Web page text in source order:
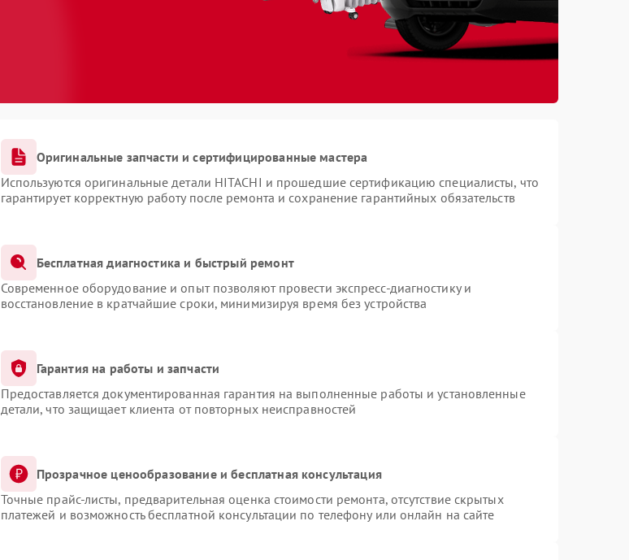
Оригинальные запчасти и сертифицированные мастера
Используются оригинальные детали HITACHI и прошедшие сертификацию специалисты, что
гарантирует корректную работу после ремонта и сохранение гарантийных обязательств
Бесплатная диагностика и быстрый ремонт
Современное оборудование и опыт позволяют провести экспресс-диагностику и
восстановление в кратчайшие сроки, минимизируя время без устройства
Гарантия на работы и запчасти
Предоставляется документированная гарантия на выполненные работы и установленные
детали, что защищает клиента от повторных неисправностей
Прозрачное ценообразование и бесплатная консультация
Точные прайс-листы, предварительная оценка стоимости ремонта, отсутствие скрытых
платежей и возможность бесплатной консультации по телефону или онлайн на сайте